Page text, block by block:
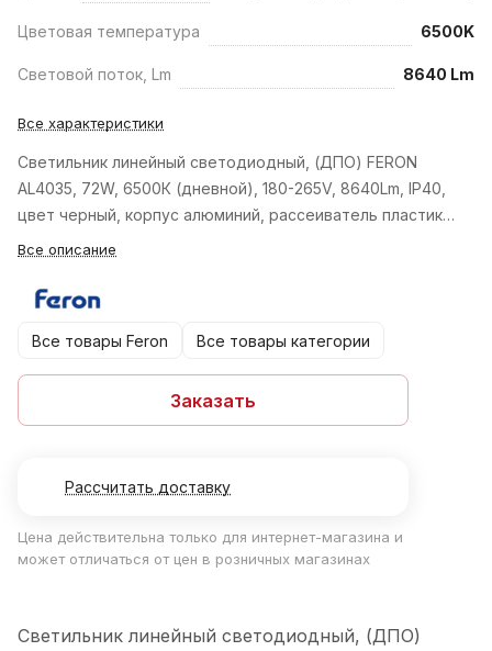
Цветовая температура 6500K
Световой поток, Lm 8640 Lm
Все характеристики
Светильник линейный светодиодный, (ДПО) FERON
AL4035, 72W, 6500К (дневной), 180-265V, 8640Lm, IP40,
цвет черный, корпус алюминий, рассеиватель пластик…
Все описание
Все товары Feron Все товары категории
Заказать
Рассчитать доставку
Цена действительна только для интернет-магазина и
может отличаться от цен в розничных магазинах
Светильник линейный светодиодный, (ДПО)